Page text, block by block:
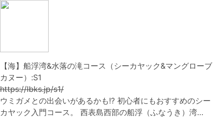
【海】船浮湾&水落の滝コース（シーカヤック&マングローブ
カヌー）:S1
https://lbks.jp/s1/
ウミガメとの出会いがあるかも!? 初心者にもおすすめのシー
カヤック入門コース。 西表島西部の船浮（ふなうき）湾…